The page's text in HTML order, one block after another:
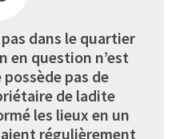
dans le quartier
en question n’est
pas de
de ladite
les lieux en un
régulièrement